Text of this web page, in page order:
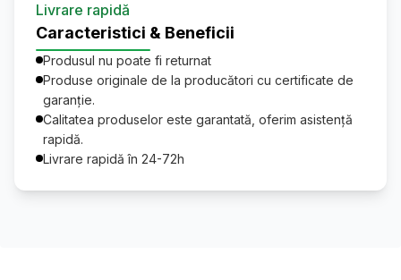
Livrare rapidă
Caracteristici & Beneficii
Produsul nu poate fi returnat
Produse originale de la producători cu certificate de
garanție.
Calitatea produselor este garantată, oferim asistență
rapidă.
Livrare rapidă în 24-72h